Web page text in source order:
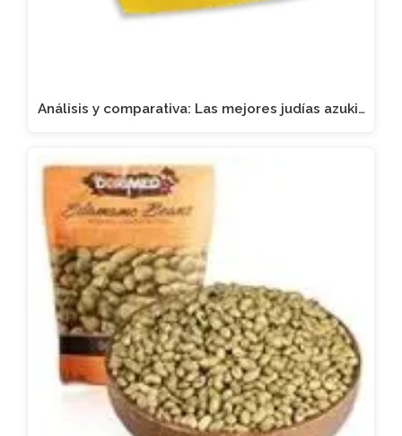
Análisis y comparativa: Las mejores judías azuki…